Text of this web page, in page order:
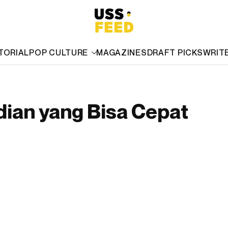
POP CULTURE MAGAZINESDRAFT PICKS
yang Bisa Cepat